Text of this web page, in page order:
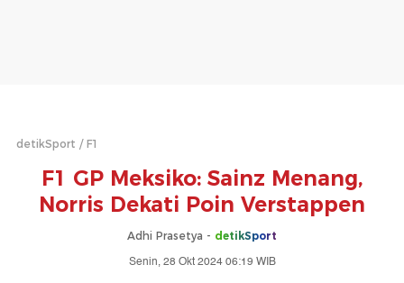
detikSport F1
F1 GP Meksiko: Sainz Menang,
Norris Dekati Poin Verstappen
Adhi Prasetya - detikSport
Senin, 28 Okt 2024 06:19 WIB